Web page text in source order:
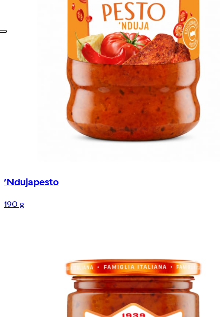
’Ndujapesto
190 g